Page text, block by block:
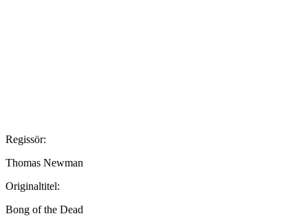
Regissör:
Thomas Newman
Originaltitel:
Bong of the Dead